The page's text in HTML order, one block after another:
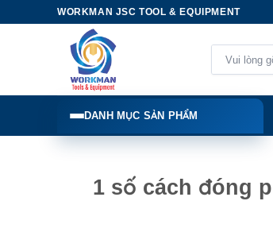
WORKMAN JSC TOOL & EQUIPMENT
kiếm:
DANH MỤC SẢN PHẨM
1 số cách đóng